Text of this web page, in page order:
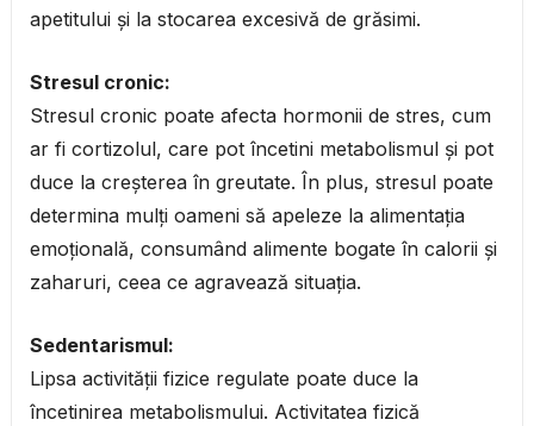
apetitului și la stocarea excesivă de grăsimi.
Stresul cronic:
Stresul cronic poate afecta hormonii de stres, cum
ar fi cortizolul, care pot încetini metabolismul și pot
duce la creșterea în greutate. În plus, stresul poate
determina mulți oameni să apeleze la alimentația
emoțională, consumând alimente bogate în calorii și
zaharuri, ceea ce agravează situația.
Sedentarismul:
Lipsa activității fizice regulate poate duce la
încetinirea metabolismului. Activitatea fizică